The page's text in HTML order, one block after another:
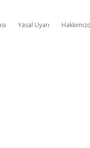
Yasal Uyarı